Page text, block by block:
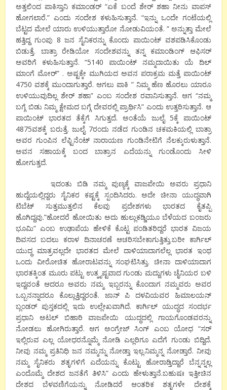
ಅತ್ತಲಿಂದ ಪಾಕಿಸ್ತಾನಿ ಕಮಾಂಡರ್ “ಏಕೆ ಬಂದೆ ಶೇರ್ ಶಹಾ ನೀನು ವಾಪಸ್
ಹೋಗಲಾರೆ.” ಎಂದು ಸಂದೇಶ ಕಳುಹಿಸುತ್ತಾನೆ. “ಇನ್ನು ಒಂದೇ ಗಂಟೆಯಲ್ಲಿ
ಬೆಟ್ಟದ ಮೇಲೆ ಯಾರು ಉಳಿಯುತ್ತಾರೋ ನೋಡುವಿಯಂತೆ. ” ಅನ್ನುತ್ತಾ ಮೇಲೆ
ಹತ್ತಿದ್ದ ಗುಂಪು 8ಜನ ಸೈನಿಕರನ್ನು ಕೊಂದು ಪಾಯಿಂಟ್ ವಶಪಡಿಸಿಕೊಂಡು
ಬಿಡುತ್ತೆ. ಬಾತ್ರಾ ರೇಡಿಯೋ ಸಂದೇಶವನ್ನು ತನ್ನ ಕಮಾಂಡಿಂಗ್ ಆಫಿಸರ್
ಅವರಿಗೆ ಕಳುಹಿಸುತ್ತಾನೆ. “5140ಪಾಯಿಂಟ್ ನಮ್ಮದಾಯಿತು ಯೆ ದಿಲ್
ಮಾಂಗೆ ಮೋರ್” . ಅಷ್ಟಕ್ಕೇ ಮುಗಿಯದ ಅವನ ಪರಾಕ್ರಮ ಮತ್ತೆ ಪಾಯಿಂಟ್
4750ವಶಕ್ಕೆ ಮುಂದಾಗುತ್ತಾರೆ. ಆಗಲು ಪಾಕಿ ” ನಿಮ್ಮ ಹೆಣ ಹೊರಲು ಯಾರೂ
ಉಳಿಯುವುದಿಲ್ಲ ಶೇರ್ ಶಹಾ” ಎಂಬ ಸಂದೇಶ ರವಾನಿಸುತ್ತಾನೆ. ಆಗ “ನಮ್ಮ
ಬಗ್ಗೆ ಬಿಡು ನಿಮ್ಮ ಕ್ಷೇಮದ ಬಗ್ಗೆ ದೇವರಲ್ಲಿ ಪ್ರಾರ್ಥಿಸಿ” ಎಂದು ಉತ್ತರಿಸುತ್ತಾನೆ. ಆ
ಪಾಯಿಂಟ್ ಭಾರತದ ತೆಕ್ಕೆಗೆ ಸಿಗುತ್ತದೆ. ಅಂತೆಯೆ ಜುಲೈ 5ಕ್ಕೆ ಪಾಯಿಂಟ್
4875ವಶಕ್ಕೆ ಬರುತ್ತೆ. ಜುಲೈ 7ರಂದು ನಡೆದ ಗುಂಡಿನ ಚಕಮಕಿಯಲ್ಲಿ ಬಾತ್ರಾ
ಅವರ ಗುಂಪಿನ ಲೆಫ್ಟಿನೆಂಟ್ ನಾರಾಯಣ ಗುಂಡಿನೇಟಿಗೆ ನೆಲಕ್ಕುರುಳುತ್ತಾನೆ.
ಅವನ ಸಹಾಯಕ್ಕೆ ಬಂದ ಬಾತ್ರಾನ ಎದೆಯನ್ನು ಗುಂಡೊಂದು ಸೀಳಿ
ಹೋಗುತ್ತದೆ.
ಇದಂತು ಬಿಡಿ ನಮ್ಮ ಪುಣ್ಯಕ್ಕೆ ವಾಜಪೇಯಿ ಅವರು ಪ್ರಧಾನಿ
ಹುದ್ದೆಯಲ್ಲಿದ್ದರು ಸೈನಿಕರ ಕಷ್ಟಕ್ಕೆ ಸ್ಪಂದಿಸಿದರು. ಅದೇ ಚೀನಾ ಯುದ್ಧವಾಗಿ
ಟಿಬೆಟ್ ಸುತ್ತಮುತ್ತಲಿನ ಕೆಲವು ಪ್ರದೇಶಗಳು ಭಾರತದ ಕೈತಪ್ಪಿ
ಹೊಗಿದ್ದವು.”ಹೋದರೆ ಹೋಯಿತು ಅದು ಹುಲ್ಲುಕಡ್ಡಿಯೂ ಬೆಳೆಯದ ಬಂಜರು
ಭೂಮಿ” ಎಂಬ ಉಢಾಪೆಯ ಹೇಳಿಕೆ ಕೊಟ್ಟ ಪಂಡಿತರಿದ್ದರೆ ಭಾರತ ವಿಜಯ
ದಿವಸದ ಬದಲು ಕರಾಳ ದಿನಾಚರಣೆ ಆಚರಿಸಬೇಕಾಗುತ್ತಿತ್ತು.ಬರೀ ಕಾರ್ಗಿಲ್
ಯುದ್ಧ ಮಾತ್ರವಲ್ಲದೇ ಭಾರತದ ಮೇಲೆ ದಾಳಿಯಾದಾಗಲೆಲ್ಲ ಭಾರತ ಇಂಥ
ಒಂದು ವೀರೋಚಿತ ಹೋರಾಟವನ್ನು ಸಂಘಟಿಸಿತ್ತು. ಚೀನಾ ದಾಳಿಯಾದಾಗ
ಭಾರತಕ್ಕಿಂತ ಮೂರು ಪಟ್ಟು ಉತ್ಕೃಷ್ಟವಾದ ಗುಂಡು ಮದ್ದುಗಳು ಚೈನಿಯರ ಬಳಿ
ಇದ್ದವಂತೆ ಆದರೂ ಅವರು ನಮ್ಮ ಇಬ್ಬರನ್ನು ಕೊಂದಾಗ ನಮ್ಮವರು ಅವರ
ಒಬ್ಬನನ್ನಾದರೂ ಕೊಲ್ಲುತ್ತಿದ್ದರಂತೆ. ಜಾನ್ ಪಿ ದಳವಿಯವರ ಹಿಮಾಲಯನ್
ಬ್ಲಂಡರ್ ಪುಸ್ತಕದಲ್ಲಿ ಇದು ಉಲ್ಲೇಖವಾಗಿದೆ. ಕಾರ್ಗಿಲ್ ಯುದ್ಧದ ಸಂದರ್ಭ
ಪ್ರಧಾನಿ ಅಟಲ್ ಬಿಹಾರಿ ವಾಜಪೇಯಿ ಯುದ್ಧದಲ್ಲಿ ಗಾಯಗೊಂಡವರನ್ನು
ನೋಡಲು ಹೋಗಿರುತ್ತಾರೆ. ಆಗ ಅಂಗ್ರೇಜ್ ಸಿಂಗ್ ಎಂಬ ಯೋಧ “ಸರ್
ಇಲ್ಲಿರುವ ಎಲ್ಲ ಯೋಧರನ್ನೊಮ್ಮೆ ನೋಡಿ ಎಲ್ಲರಿಗೂ ಎದೆಗೆ ಗುಂಡು ಬಿದ್ದಿದೆ.
ನೀವು ನಮ್ಮ ಪ್ರತಿನಿಧಿ ಜನ ನಮ್ಮನ್ನು ನೋಡ್ತಾ ಇಲ್ಲ.ನಿಮ್ಮನ್ನ ನೋಡ್ತಾರೆ. ನೀವು
ನಮ್ಮ ಸೈನಿಕರು ಶತೃಗಳಿಗೆ ಎದೆಯನ್ನು ಕೊಟ್ಟು ಹೋರಾಡ್ತಿದ್ದಾರೆ ಬೆನ್ನನ್ನಲ್ಲ
ಎಂದೊಮ್ಮೆ ದೇಶದ ಜನತೆಗೆ ತಿಳಿಸಿ” ಎಂದು ಹೇಳುತ್ತಾನೆ.ಬಹುಷಃ ಇತ್ತೀಚಿನ
ದೇಶದ ಬೆಳವಣಿಗೆಯನ್ನು ನೋಡಿದರೆ ಆಂತರಿಕ ಶತೃಗಳೇ ದೇಶಕ್ಕೆ